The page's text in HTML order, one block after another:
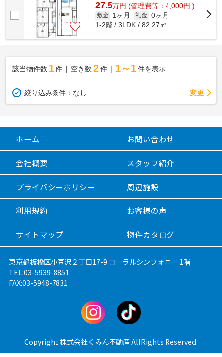
27.5万円 (管理費等：4,000円 )
敷金 1ヶ月 礼金 0ヶ月
1-2階 / 3LDK / 82.27㎡
該当物件数 1件 空き数 2 件 1～1 件を表示
絞り込み条件： なし 変更
ホーム お問い合わせ
会社概要 スタッフ紹介
プライバシーポリシー 周辺施設
利用規約 お客様の声
サイトマップ 物件カタログ
東京都板橋区小豆沢２丁目17-9 コーラルシンフォニー 1階
TEL:03-5939-8851
FAX:03-5948-7831
Copyright 株式会社くみん不動産 AllRights Reserved.